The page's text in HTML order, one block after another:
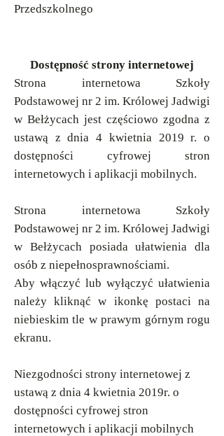
Przedszkolnego
Dostępność strony internetowej
Strona internetowa Szkoły
Podstawowej nr 2 im. Królowej Jadwigi
w Bełżycach jest częściowo zgodna z
ustawą z dnia 4 kwietnia 2019 r. o
dostępności cyfrowej stron
internetowych i aplikacji mobilnych.
Strona internetowa Szkoły
Podstawowej nr 2 im. Królowej Jadwigi
w Bełżycach posiada ułatwienia dla
osób z niepełnosprawnościami.
Aby włączyć lub wyłączyć ułatwienia
należy kliknąć w ikonkę postaci na
niebieskim tle w prawym górnym rogu
ekranu.
Niezgodności strony internetowej z
ustawą z dnia 4 kwietnia 2019r. o
dostępności cyfrowej stron
internetowych i aplikacji mobilnych